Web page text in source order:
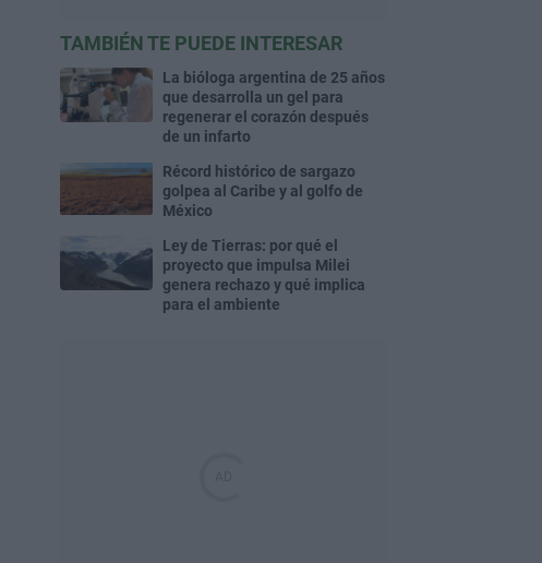
TAMBIÉN TE PUEDE INTERESAR
La bióloga argentina de 25 años
que desarrolla un gel para
regenerar el corazón después
de un infarto
Récord histórico de sargazo
golpea al Caribe y al golfo de
México
Ley de Tierras: por qué el
proyecto que impulsa Milei
genera rechazo y qué implica
para el ambiente